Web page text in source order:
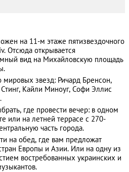
на 11-м этаже пятизвездочного
Отсюда открывается
вид на Михайловскую площадь
звезд: Ричард Бренсон,
Кайли Миноуг, Софи Эллис
где провести вечер: в одном
или на летней террасе с 270-
часть города.
на обед, где вам предложат
Европы и Азии. Или на одну из
востребованных украинских и